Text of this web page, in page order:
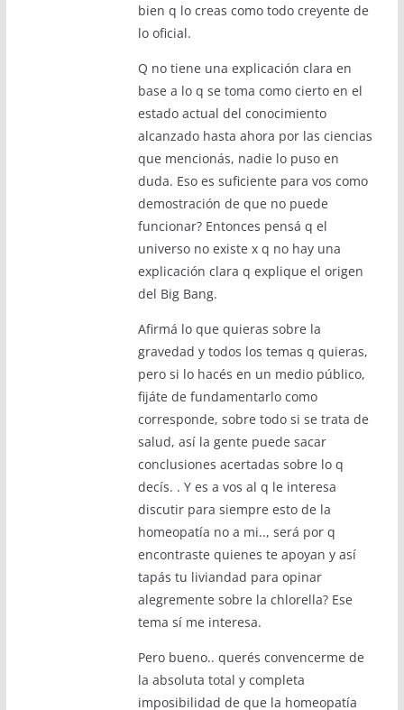
bien q lo creas como todo creyente de
lo oficial.
Q no tiene una explicación clara en
base a lo q se toma como cierto en el
estado actual del conocimiento
alcanzado hasta ahora por las ciencias
que mencionás, nadie lo puso en
duda. Eso es suficiente para vos como
demostración de que no puede
funcionar? Entonces pensá q el
universo no existe x q no hay una
explicación clara q explique el origen
del Big Bang.
Afirmá lo que quieras sobre la
gravedad y todos los temas q quieras,
pero si lo hacés en un medio público,
fijáte de fundamentarlo como
corresponde, sobre todo si se trata de
salud, así la gente puede sacar
conclusiones acertadas sobre lo q
decís. . Y es a vos al q le interesa
discutir para siempre esto de la
homeopatía no a mi.., será por q
encontraste quienes te apoyan y así
tapás tu liviandad para opinar
alegremente sobre la chlorella? Ese
tema sí me interesa.
Pero bueno.. querés convencerme de
la absoluta total y completa
imposibilidad de que la homeopatía